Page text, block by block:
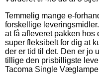
Temmelig mange e-
forskellige
at få afleveret pakken hos
super fleksibelt for dig at
der er tid til det. Den er jo
tillige den prisbilligste
Tacoma Single